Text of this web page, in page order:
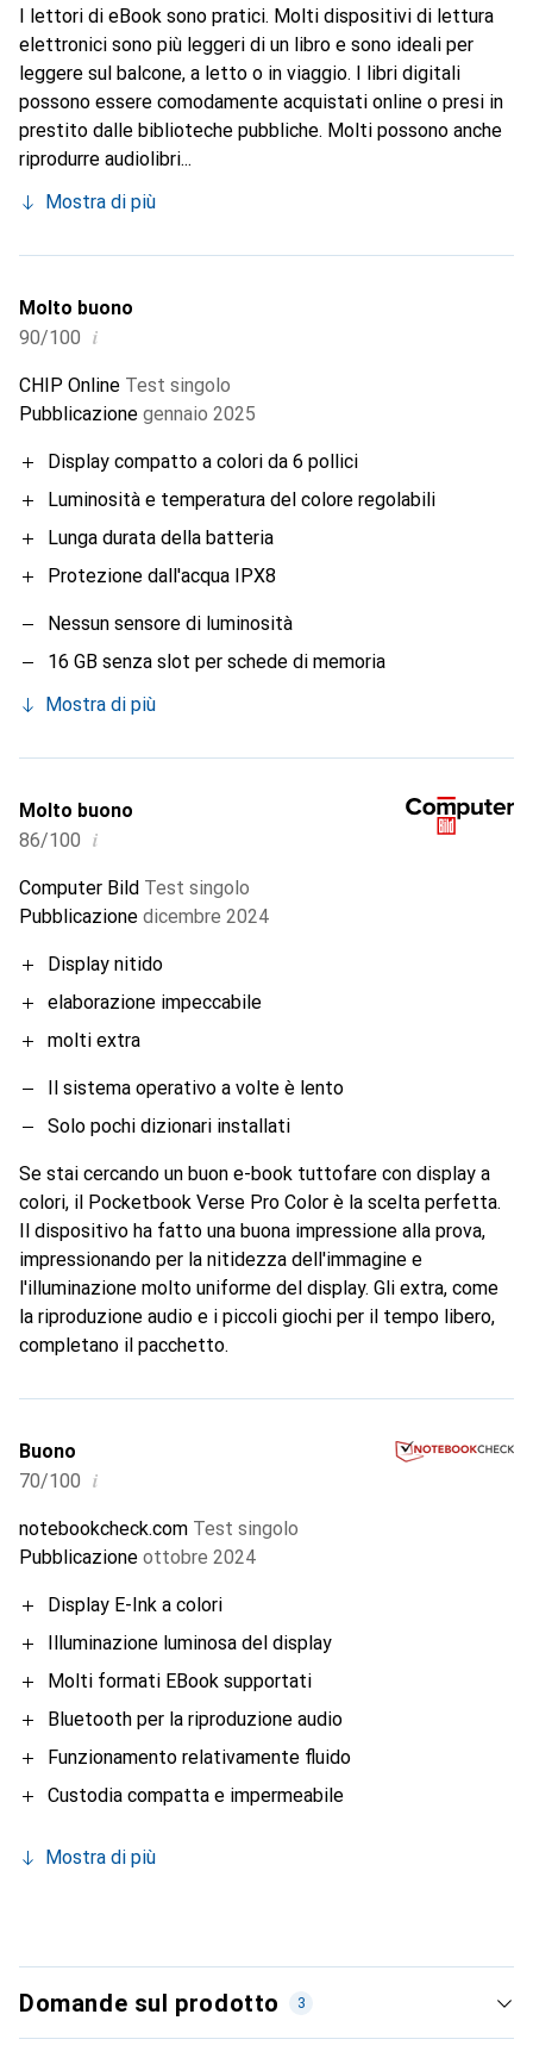
I lettori di eBook sono pratici. Molti dispositivi di lettura
elettronici sono più leggeri di un libro e sono ideali per
leggere sul balcone, a letto o in viaggio. I libri digitali
possono essere comodamente acquistati online o presi in
prestito dalle biblioteche pubbliche. Molti possono anche
riprodurre audiolibri...
Mostra di più
Molto buono
90/100 i
CHIP Online Test singolo
Pubblicazione gennaio 2025
Display compatto a colori da 6 pollici
Luminosità e temperatura del colore regolabili
Lunga durata della batteria
Protezione dall'acqua IPX8
Nessun sensore di luminosità
16 GB senza slot per schede di memoria
Mostra di più
Molto buono
86/100 i
Computer Bild Test singolo
Pubblicazione dicembre 2024
Display nitido
elaborazione impeccabile
molti extra
Il sistema operativo a volte è lento
Solo pochi dizionari installati
Se stai cercando un buon e-book tuttofare con display a
colori, il Pocketbook Verse Pro Color è la scelta perfetta.
Il dispositivo ha fatto una buona impressione alla prova,
impressionando per la nitidezza dell'immagine e
l'illuminazione molto uniforme del display. Gli extra, come
la riproduzione audio e i piccoli giochi per il tempo libero,
completano il pacchetto.
Buono
70/100 i
notebookcheck.com Test singolo
Pubblicazione ottobre 2024
Display E-Ink a colori
Illuminazione luminosa del display
Molti formati EBook supportati
Bluetooth per la riproduzione audio
Funzionamento relativamente fluido
Custodia compatta e impermeabile
Mostra di più
Domande sul prodotto 3